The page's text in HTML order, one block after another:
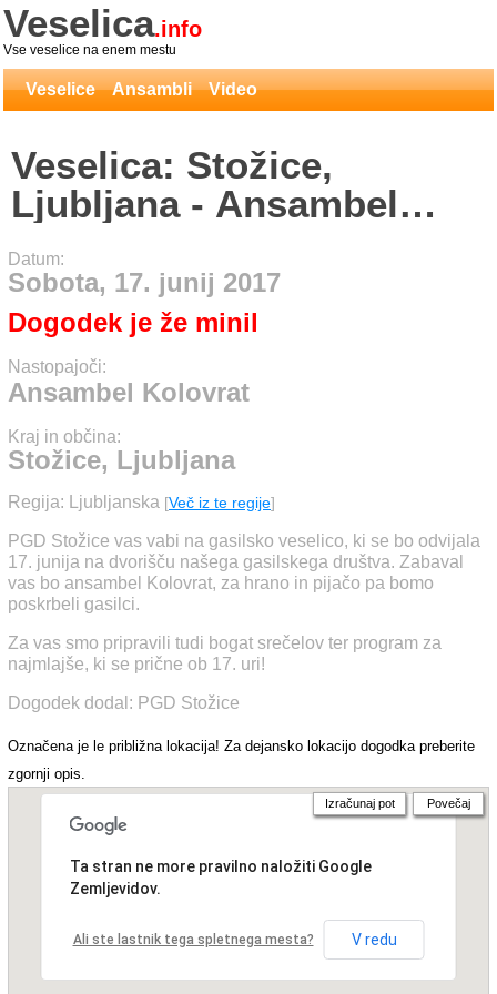
Veselica.info
Vse veselice na enem mestu
Veselice Ansambli Video
Veselica: Stožice,
Ljubljana - Ansambel
Kolovrat
Datum:
Sobota, 17. junij 2017
Dogodek je že minil
Nastopajoči:
Ansambel Kolovrat
Kraj in občina:
Stožice, Ljubljana
Regija: Ljubljanska [Več iz te regije]
PGD Stožice vas vabi na gasilsko veselico, ki se bo odvijala
17. junija na dvorišču našega gasilskega društva. Zabaval
vas bo ansambel Kolovrat, za hrano in pijačo pa bomo
poskrbeli gasilci.
Za vas smo pripravili tudi bogat srečelov ter program za
najmlajše, ki se prične ob 17. uri!
Dogodek dodal: PGD Stožice
Označena je le približna lokacija! Za dejansko lokacijo dogodka preberite
zgornji opis.
Ta stran ne more pravilno naložiti Google
Zemljevidov.
Ali ste lastnik tega spletnega mesta? V redu
Izračunaj pot Povečaj